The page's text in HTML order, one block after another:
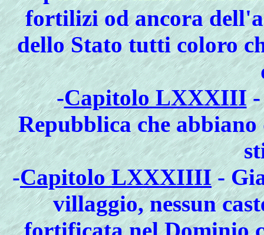
fortilizi od ancora
dello Stato tutti coloro
-Capitolo LXXXIII-
Repubblica che
-Capitolo LXXXIIII-
villaggio, nessun
fortificata nel Dominio